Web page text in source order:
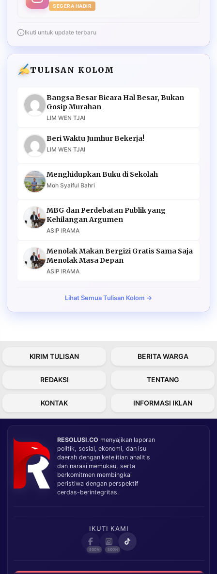
SEGERA HADIR
Ikuti untuk update terbaru
TULISAN KOLOM
Bangsa Besar Bicara Hal Besar, Bukan
Gosip Murahan
LIM WEN TJAI
Beri Waktu Jumhur Bekerja!
LIM WEN TJAI
Menghidupkan Buku di Sekolah
Moh Syaiful Bahri
MBG dan Perdebatan Publik yang
Kehilangan Argumen
ASIP IRAMA
Menolak Makan Bergizi Gratis Sama Saja
Menolak Masa Depan
ASIP IRAMA
Lihat Semua Tulisan Kolom →
KIRIM TULISAN BERITA WARGA
REDAKSI TENTANG
KONTAK INFORMASI IKLAN
RESOLUSI.CO menyajikan laporan
politik, sosial, ekonomi, dan isu
daerah dengan ketelitian analitis
dan narasi memukau, serta
berkomitmen membingkai
peristiwa dengan perspektif
cerdas-berintegritas.
IKUTI KAMI